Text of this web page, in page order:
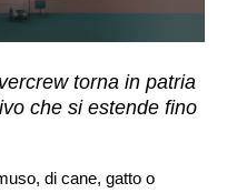
torna in patria
che si estende fino
di cane, gatto o